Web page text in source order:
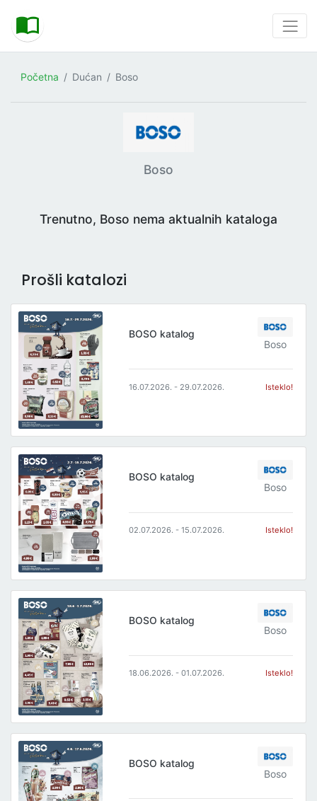
Početna Dućan Boso
Boso
Trenutno, Boso nema aktualnih kataloga
Prošli katalozi
BOSO katalog
Boso
16.07.2026. - 29.07.2026. Isteklo!
BOSO katalog
Boso
02.07.2026. - 15.07.2026. Isteklo!
BOSO katalog
Boso
18.06.2026. - 01.07.2026. Isteklo!
BOSO katalog
Boso